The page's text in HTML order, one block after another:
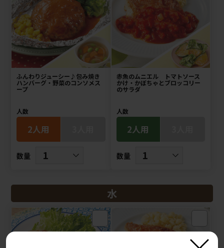
ふんわりジューシー♪包み焼き
ハンバーグ・野菜のコンソメス
ープ
人数
2人用
数量
赤魚のムニエル トマトソース
かけ・かぼちゃとブロッコリー
のサラダ
人数
2人用
数量
水